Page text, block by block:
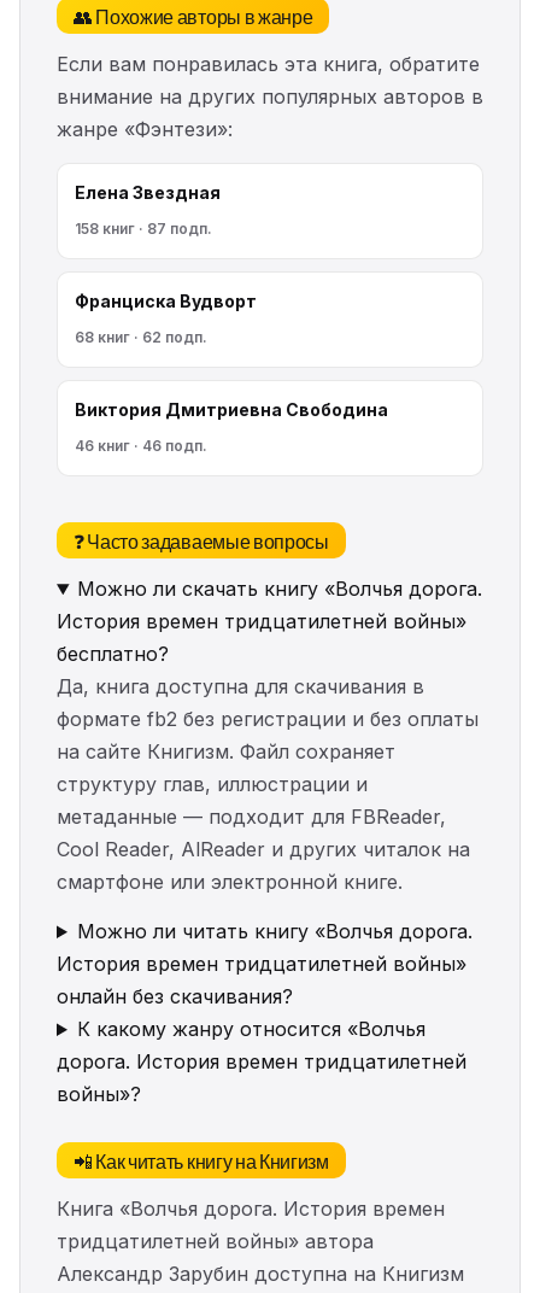
👥 Похожие авторы в жанре
Если вам понравилась эта книга, обратите
внимание на других популярных авторов в
жанре «Фэнтези»:
Елена Звездная
158 книг · 87 подп.
Франциска Вудворт
68 книг · 62 подп.
Виктория Дмитриевна Свободина
46 книг · 46 подп.
❓ Часто задаваемые вопросы
Можно ли скачать книгу «Волчья дорога.
История времен тридцатилетней войны»
бесплатно?
Да, книга доступна для скачивания в
формате fb2 без регистрации и без оплаты
на сайте Книгизм. Файл сохраняет
структуру глав, иллюстрации и
метаданные — подходит для FBReader,
Cool Reader, AlReader и других читалок на
смартфоне или электронной книге.
Можно ли читать книгу «Волчья дорога.
История времен тридцатилетней войны»
онлайн без скачивания?
К какому жанру относится «Волчья
дорога. История времен тридцатилетней
войны»?
📲 Как читать книгу на Книгизм
Книга «Волчья дорога. История времен
тридцатилетней войны» автора
Александр Зарубин доступна на Книгизм